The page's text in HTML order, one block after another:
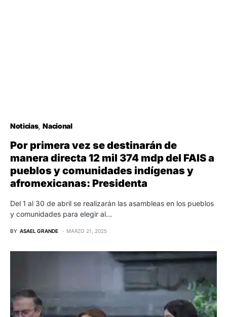
Noticias Nacional
Por primera vez se destinarán de
manera directa 12 mil 374 mdp del FAIS a
pueblos y comunidades indígenas y
afromexicanas: Presidenta
Del 1 al 30 de abril se realizarán las asambleas en los pueblos
y comunidades para elegir al…
BY ASAEL GRANDE MARZO 21, 2025